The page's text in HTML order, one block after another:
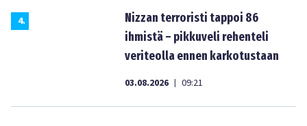
4.
Nizzan terroristi tappoi 86
ihmistä – pikkuveli rehenteli
veriteolla ennen karkotustaan
03.08.2026 | 09:21